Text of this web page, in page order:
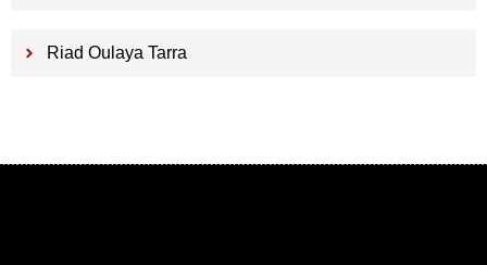
Riad Oulaya Tarra